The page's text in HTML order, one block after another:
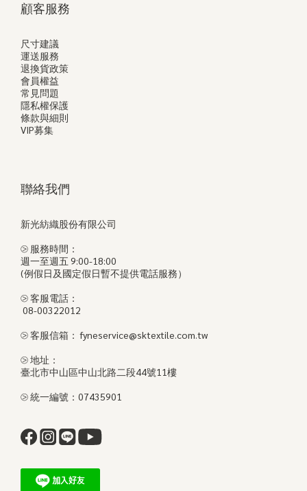
顧客服務
尺寸建議
運送服務
退換貨政策
會員權益
常見問題
隱私權保護
條款與細則
VIP募集
聯絡我們
新光紡織股份有限公司
⧁ 服務時間：
週一至週五 9:00-18:00
(例假日及國定假日暫不提供電話服務）
⧁ 客服電話：
08-00322012
⧁ 客服信箱： fyneservice@sktextile.com.tw
⧁ 地址：
臺北市中山區中山北路二段44號11樓
⧁ 統一編號：07435901